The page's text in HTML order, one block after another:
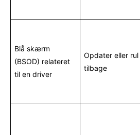
Blå skærm
(BSOD) relateret
til en driver
Opdater eller rul
tilbage